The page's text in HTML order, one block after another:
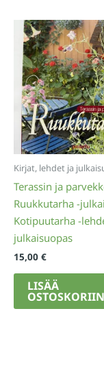
Kirjat, lehdet ja
Terassin ja
Ruukkutarha -
Kotipuutarha -
julkaisuopas
15,00 €
LISÄÄ
OSTOSKORIIN